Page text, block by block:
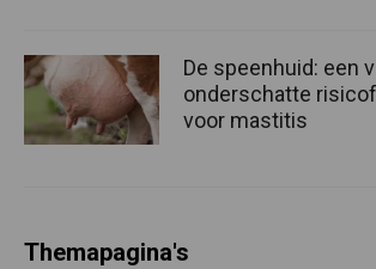
De speenhuid: een
onderschatte
voor mastitis
Themapagina's